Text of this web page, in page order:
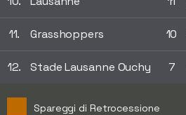
11. Grasshoppers 10
12. Stade Lausanne Ouchy 7
Spareggi di Retrocessione